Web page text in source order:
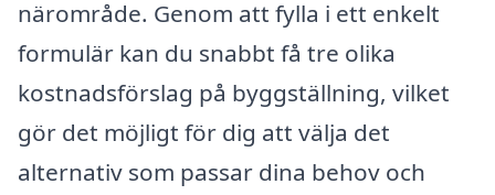
närområde. Genom att fylla i ett enkelt
formulär kan du snabbt få tre olika
kostnadsförslag på byggställning, vilket
gör det möjligt för dig att välja det
alternativ som passar dina behov och